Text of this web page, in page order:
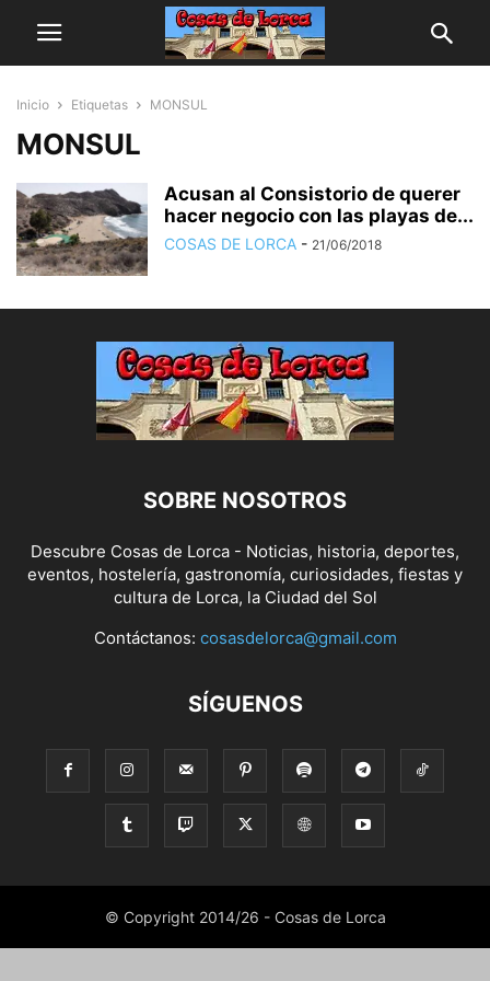
Inicio Etiquetas MONSUL
MONSUL
Acusan al Consistorio de querer
hacer negocio con las playas de...
COSAS DE LORCA - 21/06/2018
SOBRE NOSOTROS
Descubre Cosas de Lorca - Noticias, historia, deportes,
eventos, hostelería, gastronomía, curiosidades, fiestas y
cultura de Lorca, la Ciudad del Sol
Contáctanos: cosasdelorca@gmail.com
SÍGUENOS
© Copyright 2014/26 - Cosas de Lorca